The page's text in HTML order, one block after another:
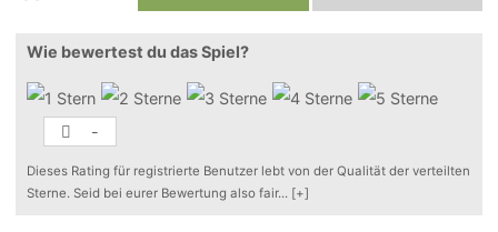
Wie bewertest du das Spiel?
-
Dieses Rating für registrierte Benutzer lebt von der Qualität der verteilten
Sterne. Seid bei eurer Bewertung also fair... [+]